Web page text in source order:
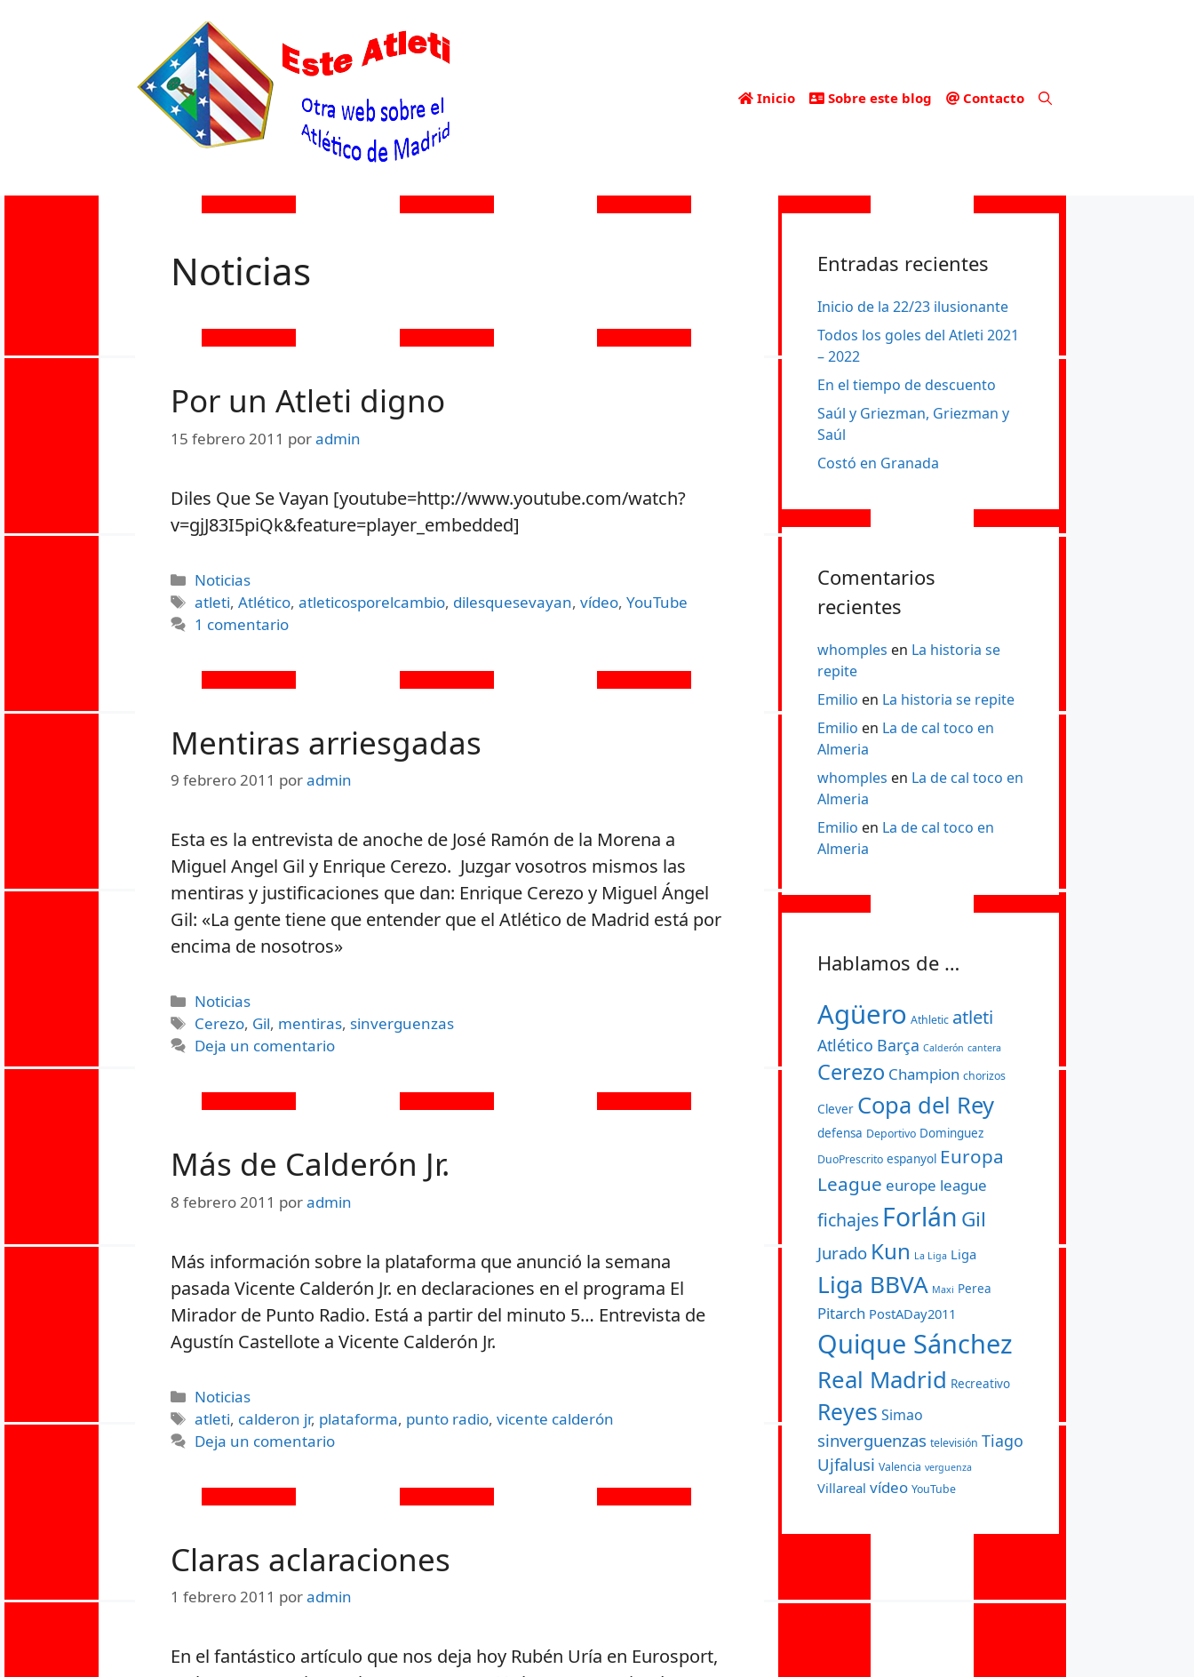
Inicio Sobre este blog Contacto
Noticias
Por un Atleti digno
15 febrero 2011 poradmin
Diles Que Se Vayan [youtube=http://www.youtube.com/watch?
v=gjJ83I5piQk&feature=player_embedded]
Noticias
atleti,Atlético,atleticosporelcambio, dilesquesevayan,vídeo,YouTube
1 comentario
Mentiras arriesgadas
9 febrero 2011 poradmin
Esta es la entrevista de anoche de José Ramón de la Morena a
Miguel Angel Gil y Enrique Cerezo. Juzgar vosotros mismos las
mentiras y justificaciones que dan: Enrique Cerezo y Miguel Ángel
Gil: «La gente tiene que entender que el Atlético de Madrid está por
encima de nosotros»
Noticias
Cerezo, Gil, mentiras, sinverguenzas
Deja un comentario
Más de Calderón Jr.
8 febrero 2011 poradmin
Más información sobre la plataforma que anunció la semana
pasada Vicente Calderón Jr. en declaraciones en el programa El
Mirador de Punto Radio. Está a partir del minuto 5… Entrevista de
Agustín Castellote a Vicente Calderón Jr.
Noticias
atleti, calderon jr, plataforma, punto radio,vicente calderón
Deja un comentario
Claras aclaraciones
1 febrero 2011 poradmin
En el fantástico artículo que nos deja hoy Rubén Uría en Eurosport,
Entradas recientes
Inicio de la 22/23 ilusionante
Todos los goles del Atleti 2021
– 2022
En el tiempo de descuento
Saúl y Griezman, Griezman y
Saúl
Costó en Granada
Comentarios
recientes
whomples en La historia se
repite
Emilio en La historia se repite
Emilio en La de cal toco en
Almeria
whomples en La de cal toco en
Almeria
Emilio en La de cal toco en
Almeria
Hablamos de …
Agüero Athletic atleti
Atlético Barça Calderón cantera
Cerezo Champion chorizos
Clever Copa del Rey
defensa Deportivo Dominguez
DuoPrescrito espanyol Europa
League europe league
fichajes Forlán Gil
Jurado Kun La Liga Liga
Liga BBVA Maxi Perea
Pitarch PostADay2011
Quique Sánchez
Real Madrid Recreativo
Reyes Simao
sinverguenzas televisión Tiago
Ujfalusi Valencia verguenza
Villareal vídeo YouTube